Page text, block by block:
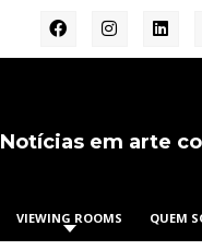
Notícias em arte
VIEWING ROOMS QUEM